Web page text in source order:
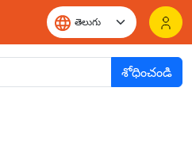
శోధించండి